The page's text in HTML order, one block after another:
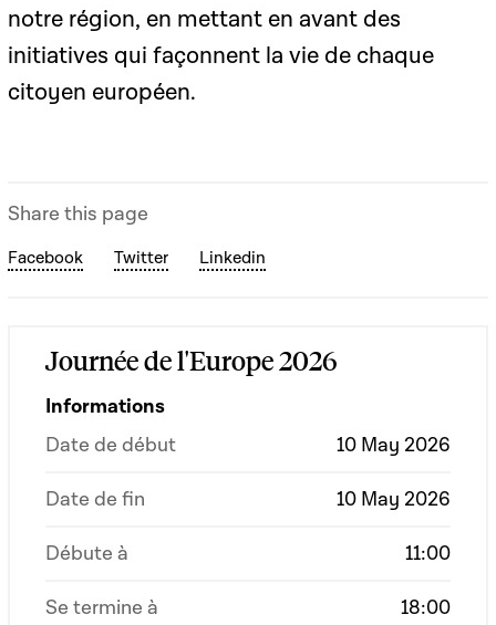
notre région, en mettant en avant des
initiatives qui façonnent la vie de chaque
citoyen européen.
Share this page
Facebook Twitter Linkedin
Journée de l'Europe 2026
Informations
Date de début
10 May 2026
Date de fin 10 May 2026
Débute à 11:00
Se termine à 18:00